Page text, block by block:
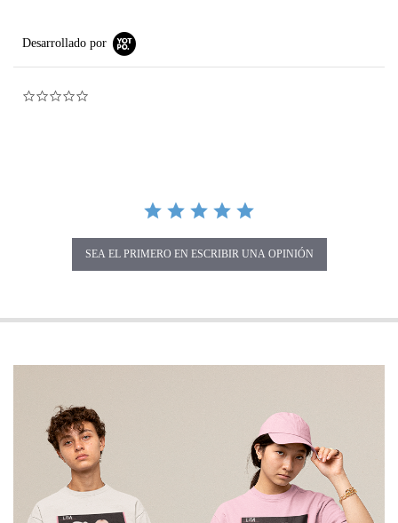
Desarrollado por
SEA EL PRIMERO EN ESCRIBIR UNA OPINIÓN